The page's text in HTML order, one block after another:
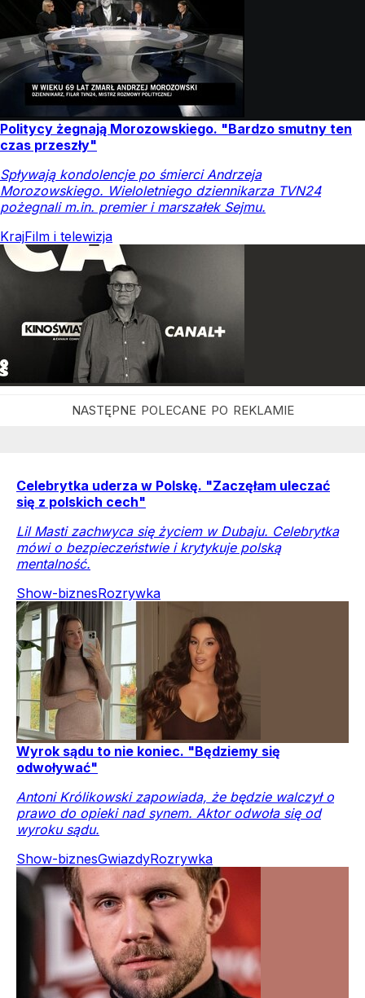
Politycy żegnają Morozowskiego. "Bardzo smutny ten
czas przeszły"
Spływają kondolencje po śmierci Andrzeja
Morozowskiego. Wieloletniego dziennikarza TVN24
pożegnali m.in. premier i marszałek Sejmu.
KrajFilm i telewizja
Celebrytka uderza w Polskę. "Zaczęłam uleczać
się z polskich cech"
Lil Masti zachwyca się życiem w Dubaju. Celebrytka
mówi o bezpieczeństwie i krytykuje polską
mentalność.
Show-biznesRozrywka
Wyrok sądu to nie koniec. "Będziemy się
odwoływać"
Antoni Królikowski zapowiada, że będzie walczył o
prawo do opieki nad synem. Aktor odwoła się od
wyroku sądu.
Show-biznesGwiazdyRozrywka